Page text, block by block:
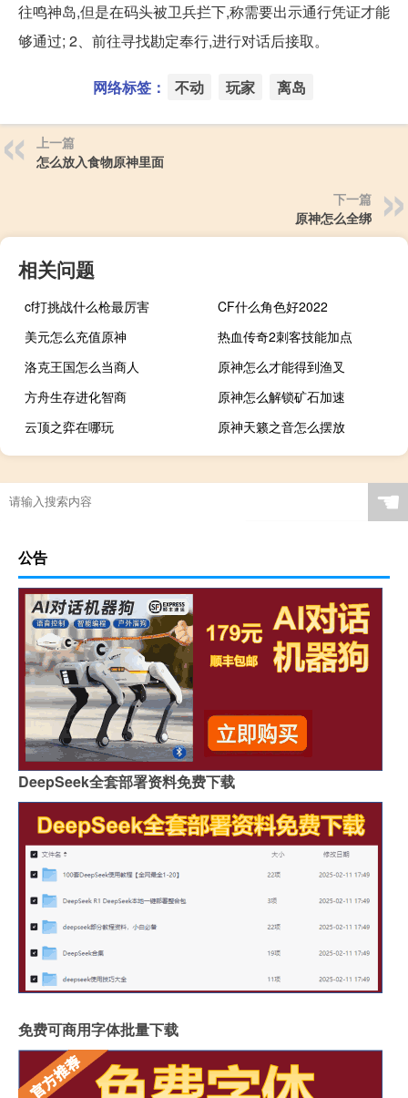
往鸣神岛,但是在码头被卫兵拦下,称需要出示通行凭证才能
够通过; 2、前往寻找勘定奉行,进行对话后接取。
网络标签： 不动 玩家 离岛
上一篇
怎么放入食物原神里面
下一篇
原神怎么全绑
相关问题
cf打挑战什么枪最厉害
CF什么角色好2022
美元怎么充值原神
热血传奇2刺客技能加点
洛克王国怎么当商人
原神怎么才能得到渔叉
方舟生存进化智商
原神怎么解锁矿石加速
云顶之弈在哪玩
原神天籁之音怎么摆放
☚
公告
DeepSeek全套部署资料免费下载
免费可商用字体批量下载